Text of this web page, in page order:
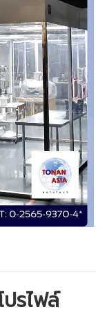
รไฟล์